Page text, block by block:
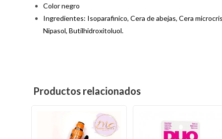
Color negro
Ingredientes: Isoparafinico, Cera de abejas, Cera
Nipasol, Butilhidroxitoluol.
Productos relacionados